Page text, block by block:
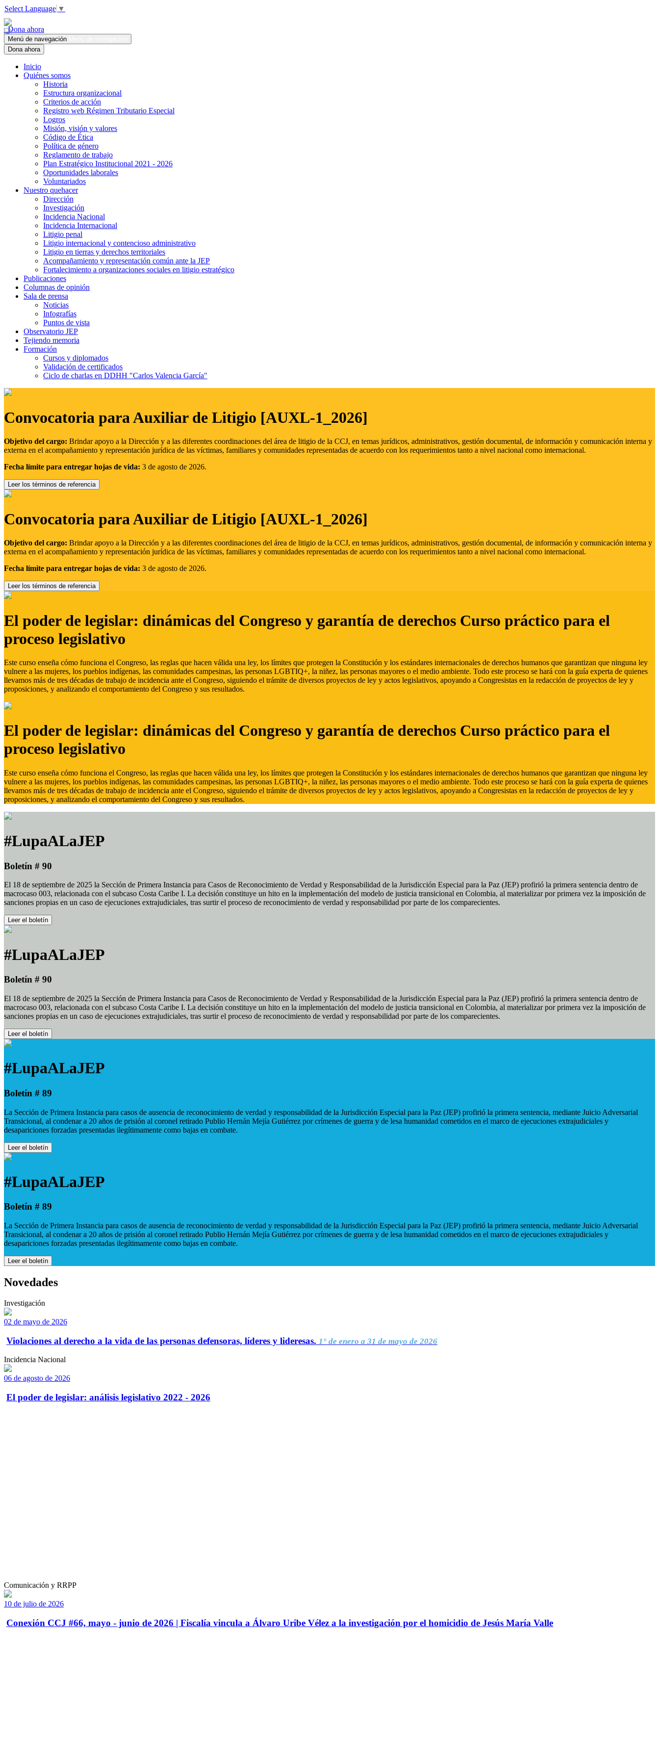
Select Language ▼
Dona ahora
Menú de navegación
Dona ahora
Inicio
Quiénes somos
Historia
Estructura organizacional
Criterios de acción
Registro web Régimen Tributario Especial
Logros
Misión, visión y valores
Código de Ética
Política de género
Reglamento de trabajo
Plan Estratégico Institucional 2021 - 2026
Oportunidades laborales
Voluntariados
Nuestro quehacer
Dirección
Investigación
Incidencia Nacional
Incidencia Internacional
Litigio penal
Litigio internacional y contencioso administrativo
Litigio en tierras y derechos territoriales
Acompañamiento y representación común ante la JEP
Fortalecimiento a organizaciones sociales en litigio estratégico
Publicaciones
Columnas de opinión
Sala de prensa
Noticias
Infografías
Puntos de vista
Observatorio JEP
Tejiendo memoria
Formación
Cursos y diplomados
Validación de certificados
Ciclo de charlas en DDHH "Carlos Valencia García"
Convocatoria para Auxiliar de Litigio [AUXL-1_2026]
Objetivo del cargo: Brindar apoyo a la Dirección y a las diferentes coordinaciones del área de litigio de la CCJ, en temas jurídicos, administrativos, gestión documental, de información y comunicación interna y
externa en el acompañamiento y representación jurídica de las víctimas, familiares y comunidades representadas de acuerdo con los requerimientos tanto a nivel nacional como internacional.
Fecha límite para entregar hojas de vida: 3 de agosto de 2026.
Leer los términos de referencia
Convocatoria para Auxiliar de Litigio [AUXL-1_2026]
Objetivo del cargo: Brindar apoyo a la Dirección y a las diferentes coordinaciones del área de litigio de la CCJ, en temas jurídicos, administrativos, gestión documental, de información y comunicación interna y
externa en el acompañamiento y representación jurídica de las víctimas, familiares y comunidades representadas de acuerdo con los requerimientos tanto a nivel nacional como internacional.
Fecha límite para entregar hojas de vida: 3 de agosto de 2026.
Leer los términos de referencia
El poder de legislar: dinámicas del Congreso y garantía de derechos Curso práctico para el
proceso legislativo
Este curso enseña cómo funciona el Congreso, las reglas que hacen válida una ley, los límites que protegen la Constitución y los estándares internacionales de derechos humanos que garantizan que ninguna ley
vulnere a las mujeres, los pueblos indígenas, las comunidades campesinas, las personas LGBTIQ+, la niñez, las personas mayores o el medio ambiente. Todo este proceso se hará con la guía experta de quienes
llevamos más de tres décadas de trabajo de incidencia ante el Congreso, siguiendo el trámite de diversos proyectos de ley y actos legislativos, apoyando a Congresistas en la redacción de proyectos de ley y
proposiciones, y analizando el comportamiento del Congreso y sus resultados.
El poder de legislar: dinámicas del Congreso y garantía de derechos Curso práctico para el
proceso legislativo
Este curso enseña cómo funciona el Congreso, las reglas que hacen válida una ley, los límites que protegen la Constitución y los estándares internacionales de derechos humanos que garantizan que ninguna ley
vulnere a las mujeres, los pueblos indígenas, las comunidades campesinas, las personas LGBTIQ+, la niñez, las personas mayores o el medio ambiente. Todo este proceso se hará con la guía experta de quienes
llevamos más de tres décadas de trabajo de incidencia ante el Congreso, siguiendo el trámite de diversos proyectos de ley y actos legislativos, apoyando a Congresistas en la redacción de proyectos de ley y
proposiciones, y analizando el comportamiento del Congreso y sus resultados.
#LupaALaJEP
Boletín # 90
El 18 de septiembre de 2025 la Sección de Primera Instancia para Casos de Reconocimiento de Verdad y Responsabilidad de la Jurisdicción Especial para la Paz (JEP) profirió la primera sentencia dentro de
macrocaso 003, relacionada con el subcaso Costa Caribe I. La decisión constituye un hito en la implementación del modelo de justicia transicional en Colombia, al materializar por primera vez la imposición de
sanciones propias en un caso de ejecuciones extrajudiciales, tras surtir el proceso de reconocimiento de verdad y responsabilidad por parte de los comparecientes.
Leer el boletín
#LupaALaJEP
Boletín # 90
El 18 de septiembre de 2025 la Sección de Primera Instancia para Casos de Reconocimiento de Verdad y Responsabilidad de la Jurisdicción Especial para la Paz (JEP) profirió la primera sentencia dentro de
macrocaso 003, relacionada con el subcaso Costa Caribe I. La decisión constituye un hito en la implementación del modelo de justicia transicional en Colombia, al materializar por primera vez la imposición de
sanciones propias en un caso de ejecuciones extrajudiciales, tras surtir el proceso de reconocimiento de verdad y responsabilidad por parte de los comparecientes.
Leer el boletín
#LupaALaJEP
Boletín # 89
La Sección de Primera Instancia para casos de ausencia de reconocimiento de verdad y responsabilidad de la Jurisdicción Especial para la Paz (JEP) profirió la primera sentencia, mediante Juicio Adversarial
Transicional, al condenar a 20 años de prisión al coronel retirado Publio Hernán Mejía Gutiérrez por crímenes de guerra y de lesa humanidad cometidos en el marco de ejecuciones extrajudiciales y
desapariciones forzadas presentadas ilegítimamente como bajas en combate.
Leer el boletín
#LupaALaJEP
Boletín # 89
La Sección de Primera Instancia para casos de ausencia de reconocimiento de verdad y responsabilidad de la Jurisdicción Especial para la Paz (JEP) profirió la primera sentencia, mediante Juicio Adversarial
Transicional, al condenar a 20 años de prisión al coronel retirado Publio Hernán Mejía Gutiérrez por crímenes de guerra y de lesa humanidad cometidos en el marco de ejecuciones extrajudiciales y
desapariciones forzadas presentadas ilegítimamente como bajas en combate.
Leer el boletín
Novedades
Investigación
02 de mayo de 2026
Violaciones al derecho a la vida de las personas defensoras, líderes y lideresas. 1° de enero a 31 de mayo de 2026
Incidencia Nacional
06 de agosto de 2026
El poder de legislar: análisis legislativo 2022 - 2026
Comunicación y RRPP
10 de julio de 2026
Conexión CCJ #66, mayo - junio de 2026 | Fiscalía vincula a Álvaro Uribe Vélez a la investigación por el homicidio de Jesús María Valle